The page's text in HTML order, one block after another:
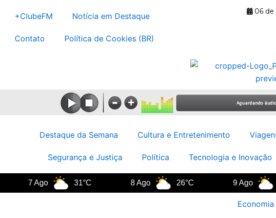
para
conteúdo
+ClubeFM Notícia em Destaque
Contato Política de Cookies (BR)
06 de
Destaque da Semana Cultura e Entretenimento
Segurança e Justiça Política Tecnologia e Inovação
7 Ago 31°C 8 Ago 26°C 9 Ago 28°C